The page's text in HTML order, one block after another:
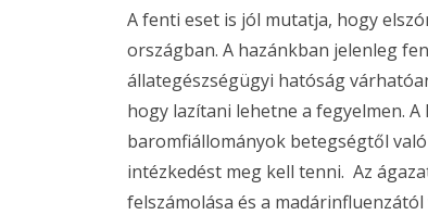
A fenti eset is jól mutatja, hogy
országban. A hazánkban jelenleg
állategészségügyi hatóság
hogy lazítani lehetne a fegyelmen.
baromfiállományok betegségtől
intézkedést meg kell tenni. Az
felszámolása és a